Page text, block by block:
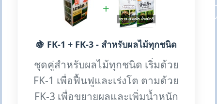
+
🍇 FK-1 + FK-3 - สำหรับผลไม้ทุกชนิด
ชุดคู่สำหรับผลไม้ทุกชนิด เริ่มด้วย
FK-1 เพื่อฟื้นฟูและเร่งโต ตามด้วย
FK-3 เพื่อขยายผลและเพิ่มน้ำหนัก